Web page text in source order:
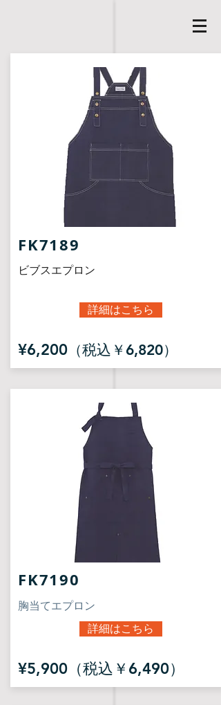
FK7189
ビブスエプロン
詳細はこちら
¥6,200 （税込￥6,820）
FK7190
胸当てエプロン
詳細はこちら
¥5,900（税込￥6,490）